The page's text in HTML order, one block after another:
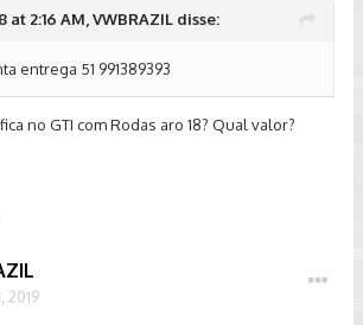
at 2:16 AM, VWBRAZIL disse:
entrega 51 991389393
no GTI com Rodas aro 18? Qual valor?
2019